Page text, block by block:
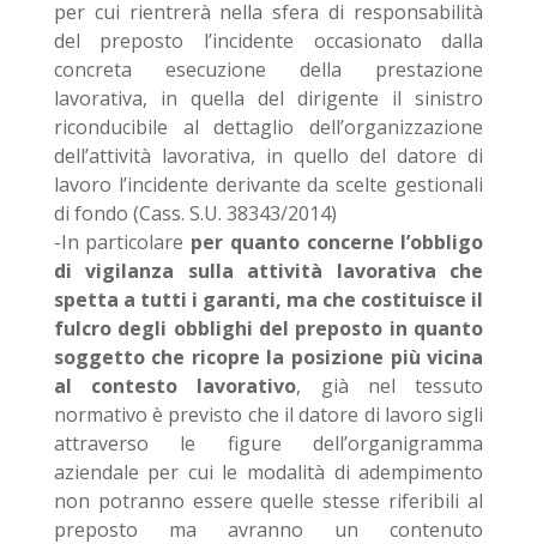
per cui rientrerà nella sfera di responsabilità
del preposto l’incidente occasionato dalla
concreta esecuzione della prestazione
lavorativa, in quella del dirigente il sinistro
riconducibile al dettaglio dell’organizzazione
dell’attività lavorativa, in quello del datore di
lavoro l’incidente derivante da scelte gestionali
di fondo (Cass. S.U. 38343/2014)
-In particolare per quanto concerne l’obbligo
di vigilanza sulla attività lavorativa che
spetta a tutti i garanti, ma che costituisce il
fulcro degli obblighi del preposto in quanto
soggetto che ricopre la posizione più vicina
al contesto lavorativo, già nel tessuto
normativo è previsto che il datore di lavoro sigli
attraverso le figure dell’organigramma
aziendale per cui le modalità di adempimento
non potranno essere quelle stesse riferibili al
preposto ma avranno un contenuto